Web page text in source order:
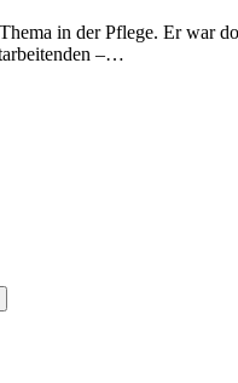
in der Pflege. Er war
–…